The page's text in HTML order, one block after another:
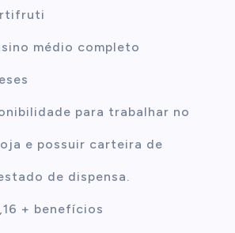
médio completo
para trabalhar no
e possuir carteira de
de dispensa.
+ benefícios